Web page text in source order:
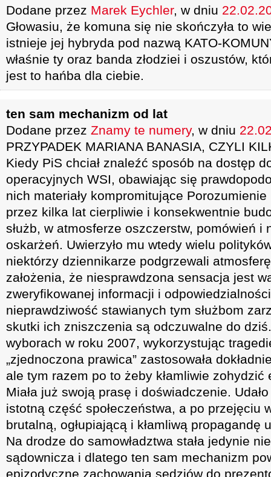
Dodane przez Marek Eychler, w dniu
Głowasiu, że komuna się nie skończyła to
istnieje jej hybryda pod nazwą KATO-
właśnie ty oraz banda złodziei i oszustów,
jest to hańba dla ciebie.
ten sam mechanizm od lat
Dodane przez Znamy te numery, w dniu
PRZYPADEK MARIANA BANASIA, CZYLI
Kiedy PiS chciał znaleźć sposób na dostęp
operacyjnych WSI, obawiając się
nich materiały kompromitujące
przez kilka lat cierpliwie i konsekwentnie
służb, w atmosferze oszczerstw, pomówień i
oskarżeń. Uwierzyło mu wtedy wielu
niektórzy dziennikarze podgrzewali
założenia, że niesprawdzona sensacja jest
zweryfikowanej informacji i
nieprawdziwość stawianych tym służbom
skutki ich zniszczenia są odczuwalne do
wyborach w roku 2007, wykorzystując
„zjednoczona prawica” zastosowała
ale tym razem po to żeby kłamliwie
Miała już swoją prasę i doświadczenie.
istotną część społeczeństwa, a po przejęciu
brutalną, ogłupiającą i kłamliwą propagandę
Na drodze do samowładztwa stała jedynie
sądownicza i dlatego ten sam mechanizm
epizodyczne zachowania sędziów do